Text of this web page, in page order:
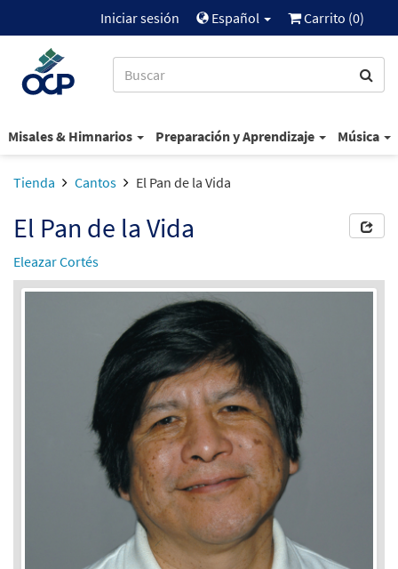
Iniciar sesión Español Carrito (0)
Misales & Himnarios Preparación y Aprendizaje Música
Tienda Cantos El Pan de la Vida
El Pan de la Vida
Eleazar Cortés